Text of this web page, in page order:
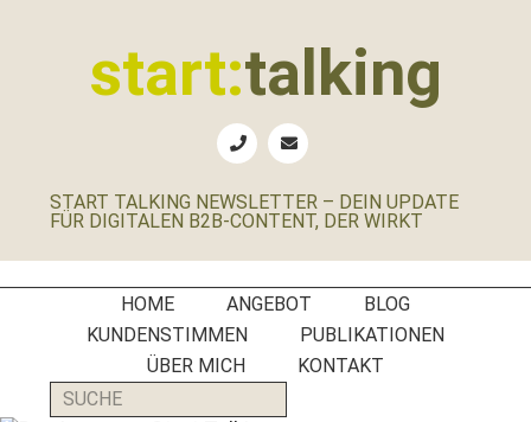
start:talking
B2B-
Social
Media
Manager
PR-
Agenturen
START TALKING NEWSLETTER – DEIN UPDATE
FÜR DIGITALEN B2B-CONTENT, DER WIRKT
HOME ANGEBOT
BLOG
KUNDENSTIMMEN
PUBLIKATIONEN
ÜBER MICH
KONTAKT
SUCHE